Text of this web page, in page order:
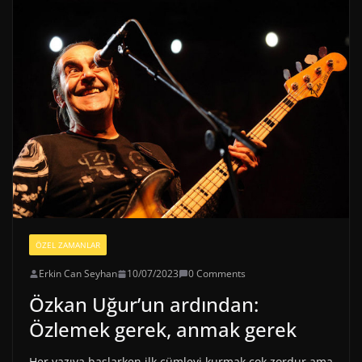
ÖZEL ZAMANLAR
Erkin Can Seyhan 10/07/2023 0 Comments
Özkan Uğur’un ardından:
Özlemek gerek, anmak gerek